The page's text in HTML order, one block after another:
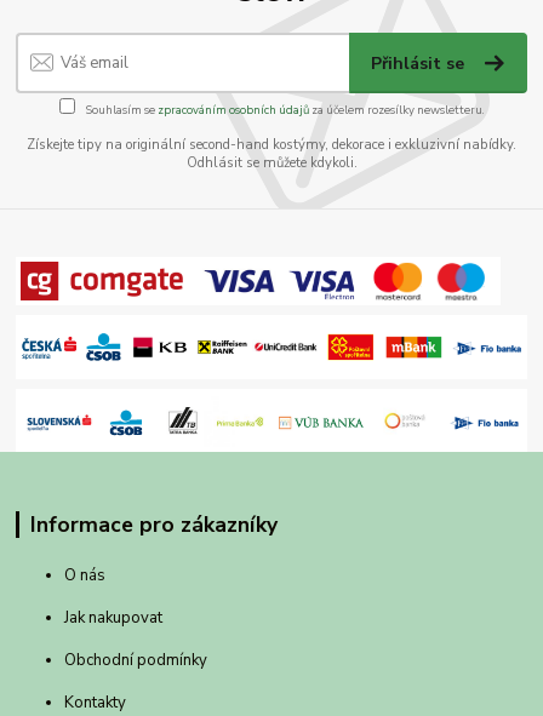
Přihlásit se
Souhlasím se zpracováním osobních údajůza účelem rozesílky newsletteru.
Získejte tipy na originální second-hand kostýmy, dekorace i exkluzivní nabídky.
Odhlásit se můžete kdykoli.
Informace pro zákazníky
O nás
Jak nakupovat
Obchodní podmínky
Kontakty